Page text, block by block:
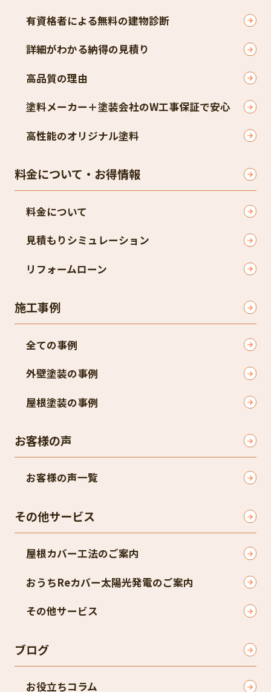
有資格者による無料の建物診断
詳細がわかる納得の見積り
高品質の理由
塗料メーカー＋塗装会社のW工事保証で安心
高性能のオリジナル塗料
料金について・お得情報
料金について
見積もりシミュレーション
リフォームローン
施工事例
全ての事例
外壁塗装の事例
屋根塗装の事例
お客様の声
お客様の声一覧
その他サービス
屋根カバー工法のご案内
おうちReカバー太陽光発電のご案内
その他サービス
ブログ
お役立ちコラム